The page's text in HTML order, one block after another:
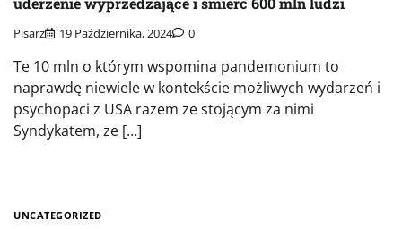
Pisarz 19 Października, 2024 0
Te 10 mln o którym wspomina pandemonium to
naprawdę niewiele w kontekście możliwych wydarzeń i
psychopaci z USA razem ze stojącym za nimi
Syndykatem, ze […]
UNCATEGORIZED